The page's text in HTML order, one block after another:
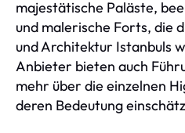
majestätische Paläste,
und malerische Forts, die
und Architektur Istanbuls
Anbieter bieten auch
mehr über die einzelnen
deren Bedeutung